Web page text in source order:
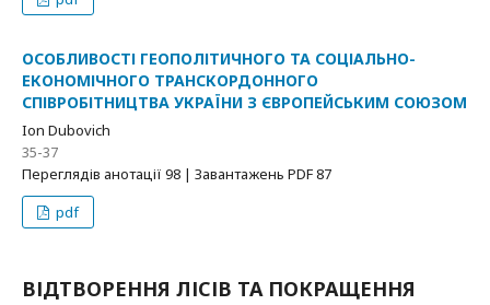
ОСОБЛИВОСТІ ГЕОПОЛІТИЧНОГО ТА СОЦІАЛЬНО-
ЕКОНОМІЧНОГО ТРАНСКОРДОННОГО
СПІВРОБІТНИЦТВА УКРАЇНИ З ЄВРОПЕЙСЬКИМ СОЮЗОМ
Ion Dubovich
35-37
Переглядів анотації 98 | Завантажень PDF 87
pdf
ВІДТВОРЕННЯ ЛІСІВ ТА ПОКРАЩЕННЯ